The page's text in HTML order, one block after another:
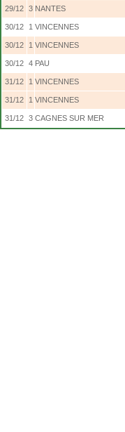
29/12 3 NANTES
30/12 1 VINCENNES
30/12 1 VINCENNES
30/12 4 PAU
31/12 1 VINCENNES
31/12 1 VINCENNES
31/12 3 CAGNES SUR MER